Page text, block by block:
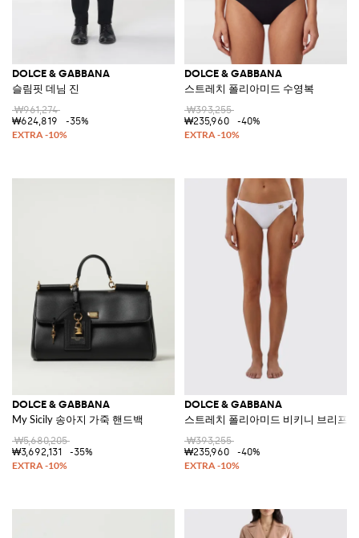
DOLCE & GABBANA
슬림핏 데님 진
₩961,274
₩624,819
-35%
DOLCE & GABBANA
스트레치 폴리아미드 수영복
₩393,255
₩235,960
-40%
DOLCE & GABBANA
My Sicily 송아지 가죽 핸드백
₩5,680,205
₩3,692,131
-35%
DOLCE & GABBANA
스트레치 폴리아미드 비키니 브리프
₩393,255
₩235,960
-40%